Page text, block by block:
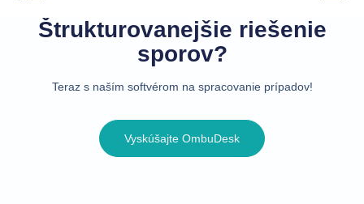
Štrukturovanejšie riešenie
sporov?
Teraz s naším softvérom na spracovanie prípadov!
Vyskúšajte OmbuDesk